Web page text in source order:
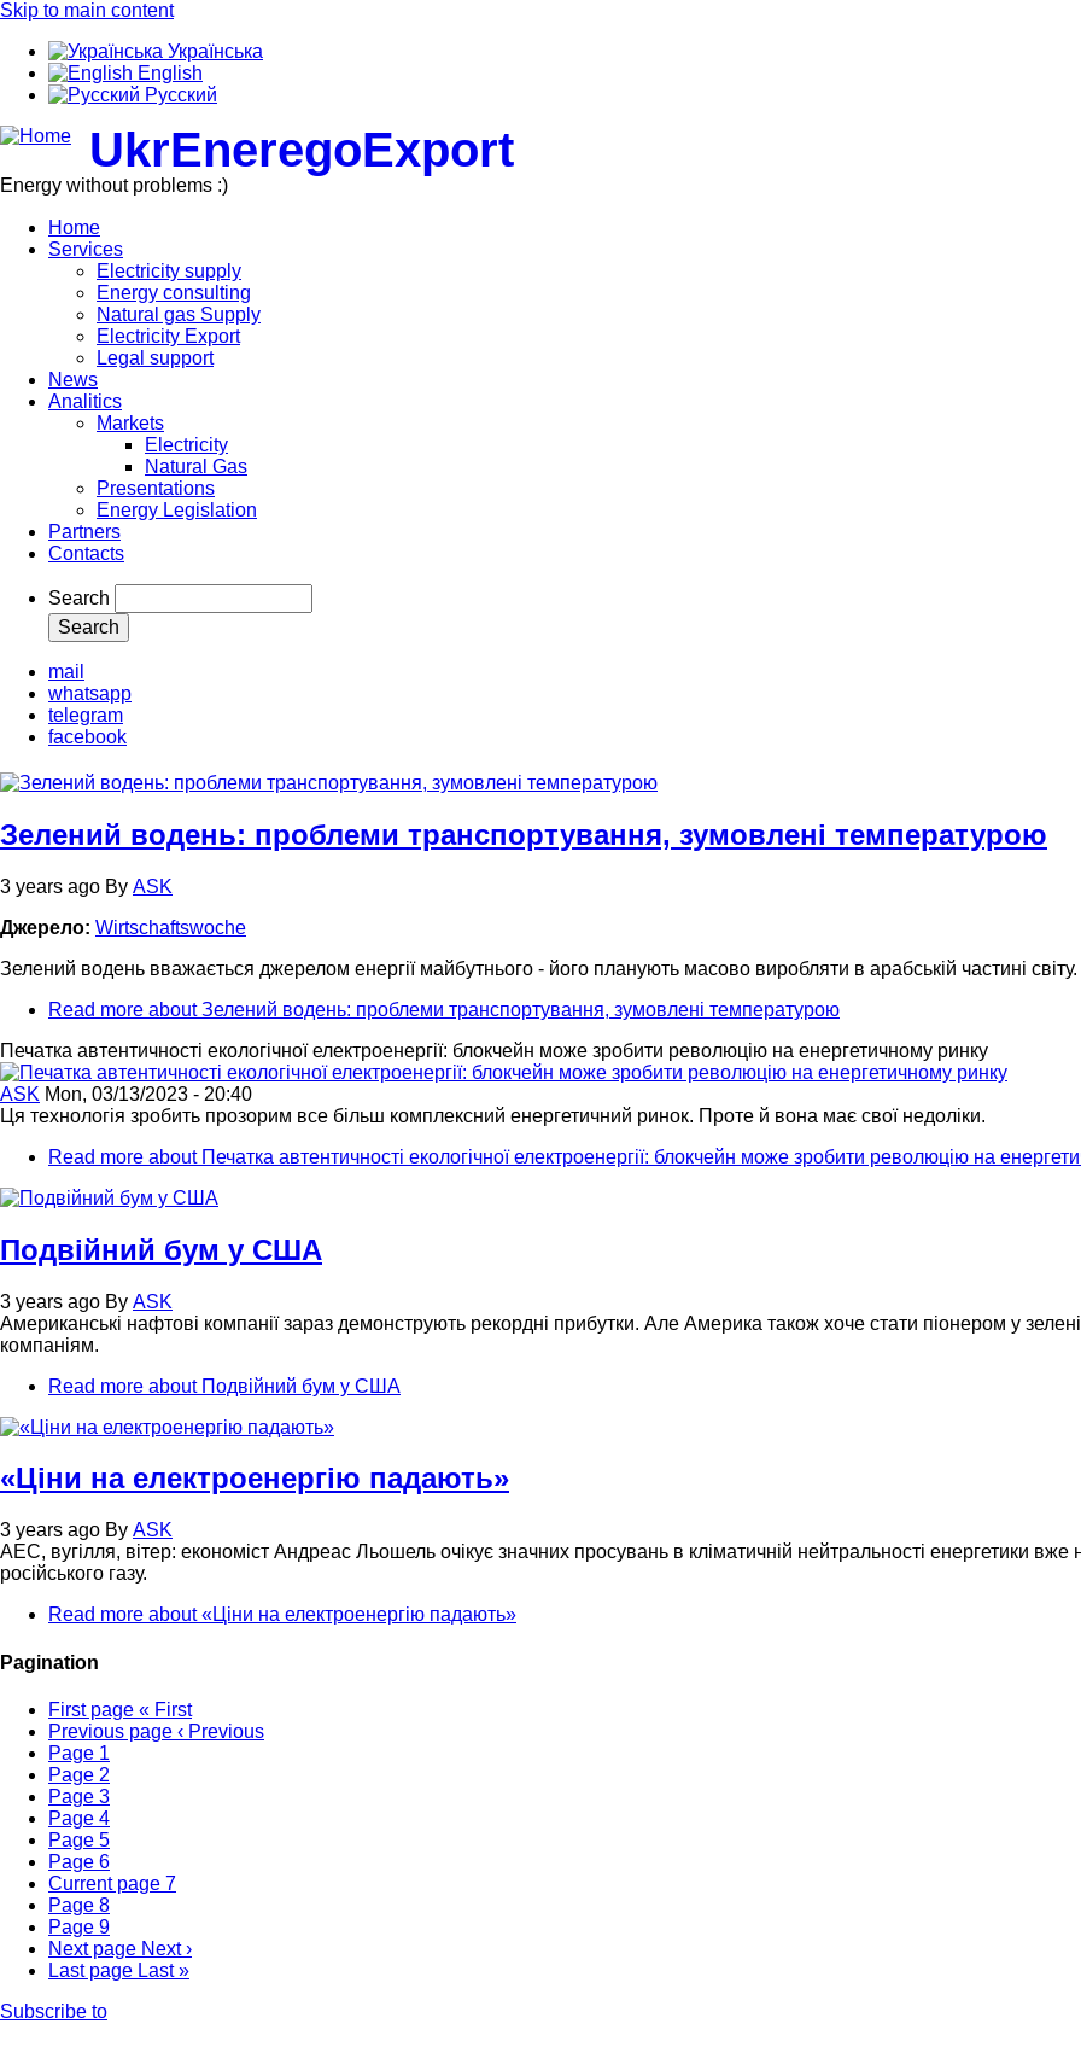
Skip to main content
Українська
English
Русский
UkrEneregoExport
Energy without problems :)
Home
Services
Electricity supply
Energy consulting
Natural gas Supply
Electricity Export
Legal support
News
Analitics
Markets
Electricity
Natural Gas
Presentations
Energy Legislation
Partners
Contacts
Search
mail
whatsapp
telegram
facebook
Зелений водень: проблеми транспортування, зумовлені температурою
3 years ago By ASK
Джерело: Wirtschaftswoche
Зелений водень вважається джерелом енергії майбутнього - його планують масово виробляти в арабській частині
Read more about Зелений водень: проблеми транспортування, зумовлені температурою
Печатка автентичності екологічної електроенергії: блокчейн може зробити революцію на енергетичному ринку
ASK Mon, 03/13/2023 - 20:40
Ця технологія зробить прозорим все більш комплексний енергетичний ринок. Проте й вона має свої недоліки.
Read more about Печатка автентичності екологічної електроенергії: блокчейн може зробити революцію на
Подвійний бум у США
3 years ago By ASK
Американські нафтові компанії зараз демонструють рекордні прибутки. Але Америка також хоче стати піонером у
компаніям.
Read more about Подвійний бум у США
«Ціни на електроенергію падають»
3 years ago By ASK
АЕС, вугілля, вітер: економіст Андреас Льошель очікує значних просувань в кліматичній нейтральності енергетики вже
російського газу.
Read more about «Ціни на електроенергію падають»
Pagination
First page « First
Previous page ‹ Previous
Page 1
Page 2
Page 3
Page 4
Page 5
Page 6
Current page 7
Page 8
Page 9
Next page Next ›
Last page Last »
Subscribe to